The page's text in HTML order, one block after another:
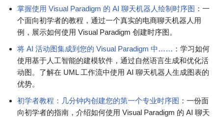
掌握使用 Visual Paradigm 的 AI 聊天机器人绘制时序图 ：一
个面向初学者的教程，通过一个真实的电商聊天机器人用
例，展示如何使用 Visual Paradigm 创建时序图。
将 AI 活动图集成到您的 Visual Paradigm 中…… ：学习如何
使用基于人工智能的建模软件，通过自然语言生成和优化活
动图。了解在 UML 工作流中使用 AI 聊天机器人生成图表的
优势。
初学者教程：几分钟内创建您的第一个专业时序图 ：一份面
向初学者的指南，介绍如何使用 Visual Paradigm 的 AI 聊天